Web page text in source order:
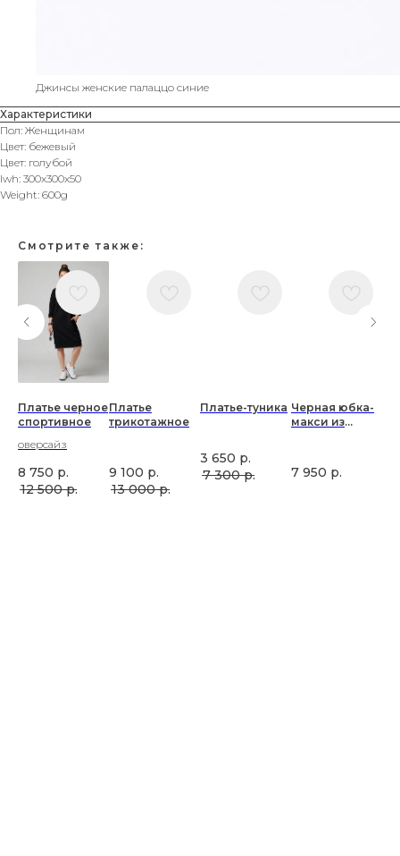
Джинсы женские палаццо синие
Характеристики
Пол: Женщинам
Цвет: бежевый
Цвет: голубой
lwh: 300x300x50
Weight: 600g
Смотрите также:
Платье черное
спортивное
оверсайз
8 750 р.
12 500 р.
Платье
трикотажное
9 100 р.
13 000 р.
Платье-туника
3 650 р.
7 300 р.
Черная юбка-
макси из
7 950 р.